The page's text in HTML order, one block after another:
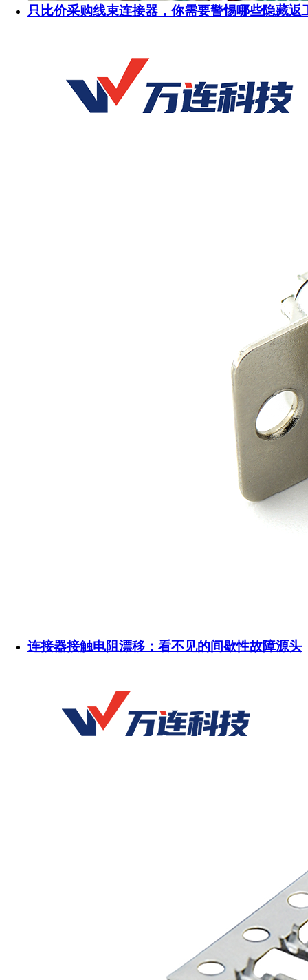
只比价采购线束连接器，你需要警惕哪些隐藏返
连接器接触电阻漂移：看不见的间歇性故障源头